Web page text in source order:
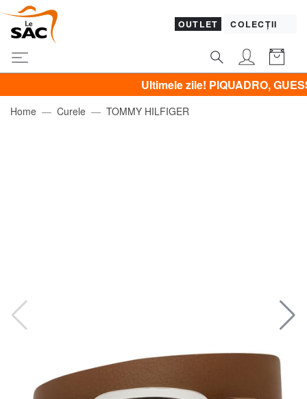
OUTLET COLECȚII
Ultimele zile! PIQUADRO, GUESS,
Home Curele TOMMY HILFIGER